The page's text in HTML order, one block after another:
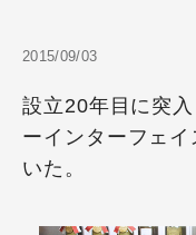
2015/09/03
設立20年目に突
ーインターフェ
いた。